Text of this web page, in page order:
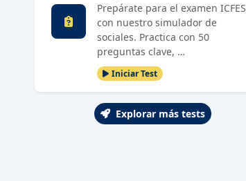
Prepárate para el examen ICFES
con nuestro simulador de
sociales. Practica con 50
preguntas clave, …
Iniciar Test
Explorar más tests